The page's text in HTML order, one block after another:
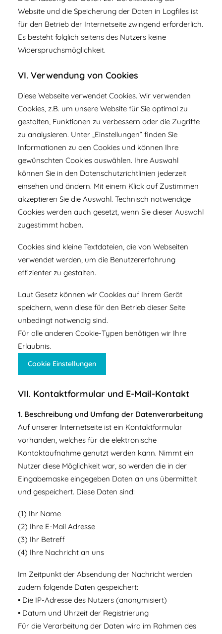
Website und die Speicherung der Daten in Logfiles ist
für den Betrieb der Internetseite zwingend erforderlich.
Es besteht folglich seitens des Nutzers keine
Widerspruchsmöglichkeit.
VI. Verwendung von Cookies
Diese Webseite verwendet Cookies. Wir verwenden
Cookies, z.B. um unsere Website für Sie optimal zu
gestalten, Funktionen zu verbessern oder die Zugriffe
zu analysieren. Unter „Einstellungen“ finden Sie
Informationen zu den Cookies und können Ihre
gewünschten Cookies auswählen. Ihre Auswahl
können Sie in den Datenschutzrichtlinien jederzeit
einsehen und ändern. Mit einem Klick auf Zustimmen
akzeptieren Sie die Auswahl. Technisch notwendige
Cookies werden auch gesetzt, wenn Sie dieser Auswahl
zugestimmt haben.
Cookies sind kleine Textdateien, die von Webseiten
verwendet werden, um die Benutzererfahrung
effizienter zu gestalten.
Laut Gesetz können wir Cookies auf Ihrem Gerät
speichern, wenn diese für den Betrieb dieser Seite
unbedingt notwendig sind.
Für alle anderen Cookie-Typen benötigen wir Ihre
Erlaubnis.
Cookie Einstellungen
VII. Kontaktformular und E-Mail-Kontakt
1. Beschreibung und Umfang der Datenverarbeitung
Auf unserer Internetseite ist ein Kontaktformular
vorhanden, welches für die elektronische
Kontaktaufnahme genutzt werden kann. Nimmt ein
Nutzer diese Möglichkeit war, so werden die in der
Eingabemaske eingegeben Daten an uns übermittelt
und gespeichert. Diese Daten sind:
(1) Ihr Name
(2) Ihre E-Mail Adresse
(3) Ihr Betreff
(4) Ihre Nachricht an uns
Im Zeitpunkt der Absendung der Nachricht werden
zudem folgende Daten gespeichert:
• Die IP-Adresse des Nutzers (anonymisiert)
• Datum und Uhrzeit der Registrierung
Für die Verarbeitung der Daten wird im Rahmen des